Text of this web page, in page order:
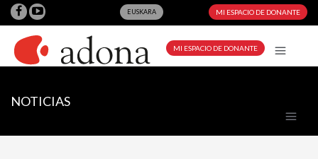
EUSKARA MI ESPACIO DE DONANTE
MI ESPACIO DE DONANTE
NOTICIAS